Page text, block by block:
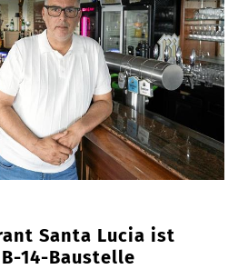
Santa Lucia ist
14-Baustelle